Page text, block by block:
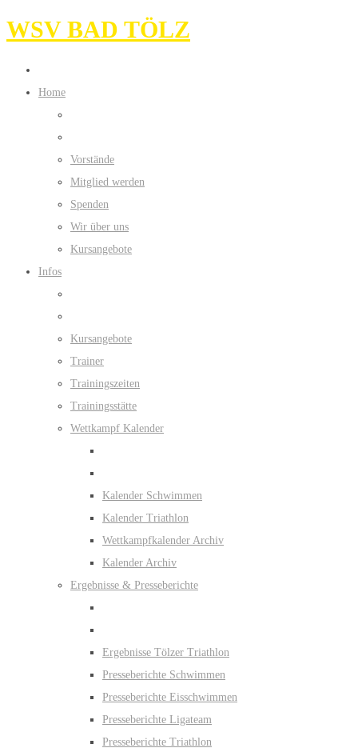
WSV BAD TÖLZ
Home
Vorstände
Mitglied werden
Spenden
Wir über uns
Kursangebote
Infos
Kursangebote
Trainer
Trainingszeiten
Trainingsstätte
Wettkampf Kalender
Kalender Schwimmen
Kalender Triathlon
Wettkampfkalender Archiv
Kalender Archiv
Ergebnisse & Presseberichte
Ergebnisse Tölzer Triathlon
Presseberichte Schwimmen
Presseberichte Eisschwimmen
Presseberichte Ligateam
Presseberichte Triathlon